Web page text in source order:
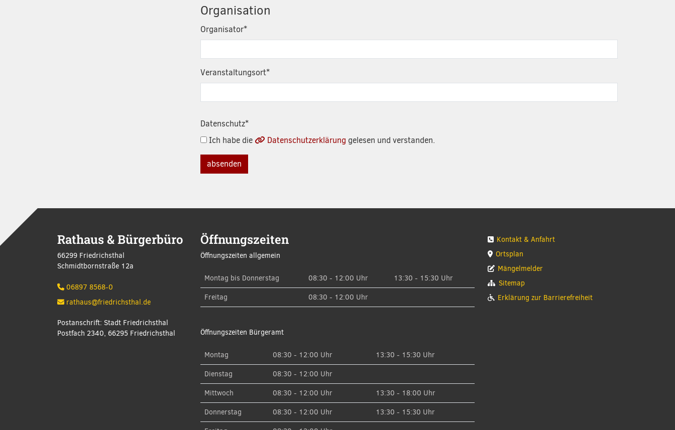
Organisation
Organisator*
Veranstaltungsort*
Datenschutz*
Ich habe die
Datenschutzerklärung gelesen und verstanden.
Rathaus & Bürgerbüro
66299 Friedrichsthal
Schmidtbornstraße 12a
06897 8568-0
rathaus@friedrichsthal.de
Postanschrift: Stadt Friedrichsthal
Postfach 2340, 66295 Friedrichsthal
Öffnungszeiten
Öffnungszeiten allgemein
Montag bis Donnerstag 08:30 - 12:00 Uhr
13:30 - 15:30 Uhr
Freitag
08:30 - 12:00 Uhr
Öffnungszeiten Bürgeramt
Montag 08:30 - 12:00 Uhr
13:30 - 15:30 Uhr
Dienstag
08:30 - 12:00 Uhr
Mittwoch
08:30 - 12:00 Uhr
13:30 - 18:00 Uhr
Donnerstag
08:30 - 12:00 Uhr
13:30 - 15:30 Uhr
Kontakt & Anfahrt
Ortsplan
Mängelmelder
Sitemap
Erklärung zur Barrierefreiheit